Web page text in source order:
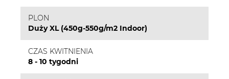
PLON
Duży XL (450g-550g/m2 Indoor)
CZAS KWITNIENIA
8 - 10 tygodni